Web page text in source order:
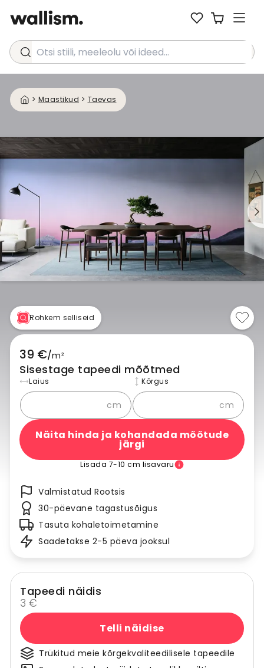
Otsi stiili, meeleolu või ideed...
> Maastikud > Taevas
Rohkem selliseid
39 €/m²
Sisestage tapeedi mõõtmed
Laius
cm
Kõrgus
cm
Näita hinda ja kohandada mõõtude
järgi
Lisada 7-10 cm lisavaru
Valmistatud Rootsis
30-päevane tagastusõigus
Tasuta kohaletoimetamine
Saadetakse 2-5 päeva jooksul
Tapeedi näidis
3 €
Telli näidise
Trükitud meie kõrgekvaliteedilisele tapeedile